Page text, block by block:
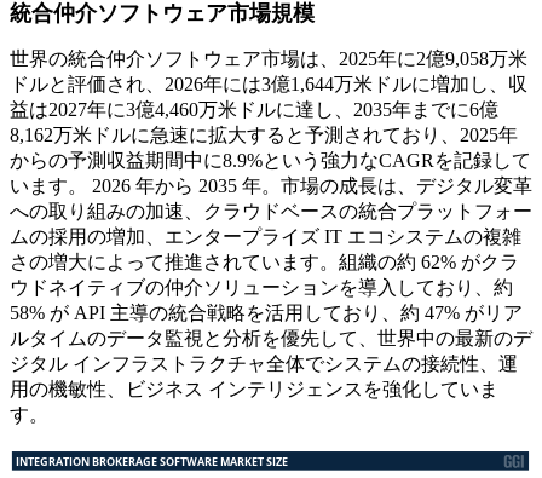
統合仲介ソフトウェア市場規模
世界の統合仲介ソフトウェア市場は、2025年に2億9,058万米
ドルと評価され、2026年には3億1,644万米ドルに増加し、収
益は2027年に3億4,460万米ドルに達し、2035年までに6億
8,162万米ドルに急速に拡大すると予測されており、2025年
からの予測収益期間中に8.9%という強力なCAGRを記録して
います。 2026 年から 2035 年。市場の成長は、デジタル変革
への取り組みの加速、クラウドベースの統合プラットフォー
ムの採用の増加、エンタープライズ IT エコシステムの複雑
さの増大によって推進されています。組織の約 62% がクラ
ウドネイティブの仲介ソリューションを導入しており、約
58% が API 主導の統合戦略を活用しており、約 47% がリア
ルタイムのデータ監視と分析を優先して、世界中の最新のデ
ジタル インフラストラクチャ全体でシステムの接続性、運
用の機敏性、ビジネス インテリジェンスを強化していま
す。